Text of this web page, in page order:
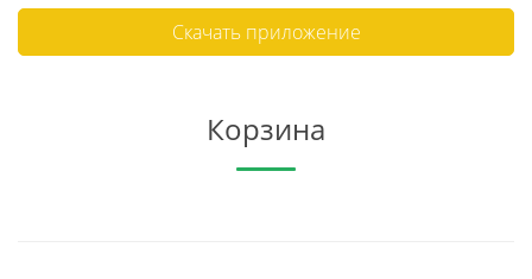
Скачать приложение
Корзина